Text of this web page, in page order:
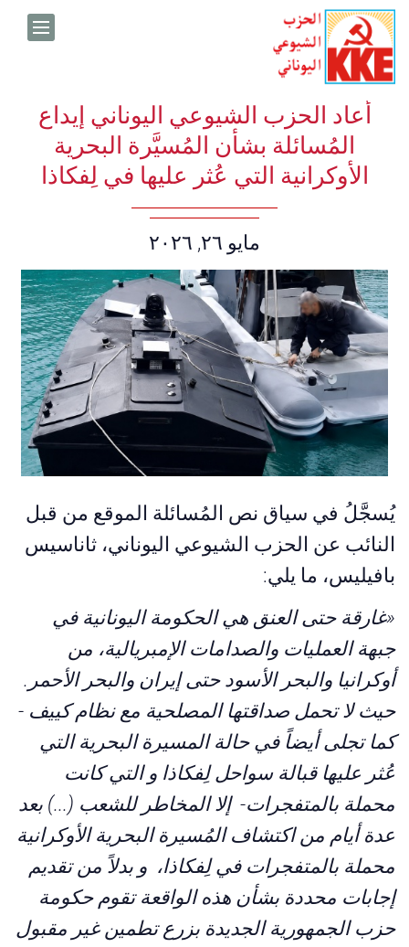
Skip to content
أعاد الحزب الشيوعي اليوناني إيداع
المُسائلة بشأن المُسيَّرة البحرية
الأوكرانية التي عُثر عليها في لِفكاذا
Date: مايو ٢٦, ٢٠٢٦
يُسجَّلُ في سياق نص المُسائلة الموقع من قبل
النائب عن الحزب الشيوعي اليوناني، ثاناسيس
بافيليس، ما يلي:
«غارقة حتى العنق هي الحكومة اليونانية في
جبهة العمليات والصدامات الإمبريالية، من
أوكرانيا والبحر الأسود حتى إيران والبحر الأحمر .
حيث لا تحمل صداقتهاالمصلحية مع نظام كييف -
كما تجلى أيضاً في حالة المسيرة البحرية التي
عُثر عليها قبالة سواحل لِفكاذا و التي كانت
محملة بالمتفجرات- إلا المخاطر للشعب (...) بعد
عدة أيام من اكتشاف المُسيرة البحرية الأوكرانية
محملة بالمتفجرات في لِفكاذا، و بدلاً من تقديم
إجابات محددة بشأن هذه الواقعة تقوم حكومة
حزب الجمهورية الجديدة بزرع تطمين غير مقبول